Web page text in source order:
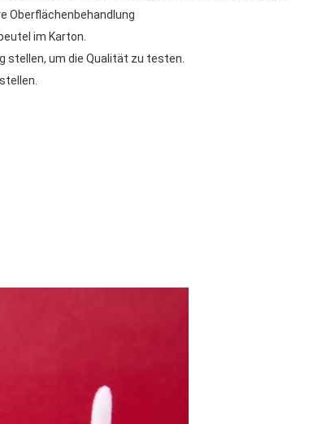
Oberflächenbehandlung
im Karton.
stellen, um die Qualität zu testen.